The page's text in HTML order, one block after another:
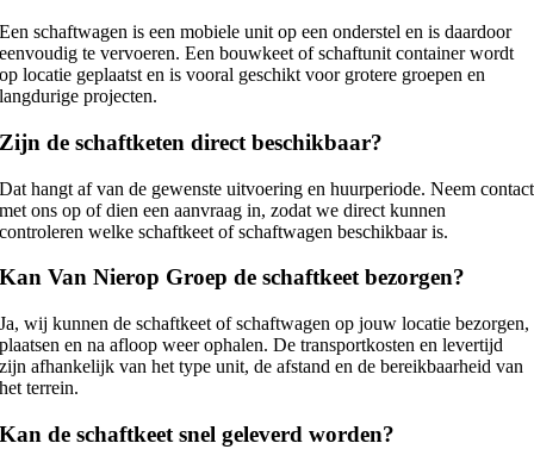
Een schaftwagen is een mobiele unit op een onderstel en is daardoor
eenvoudig te vervoeren. Een bouwkeet of schaftunit container wordt
op locatie geplaatst en is vooral geschikt voor grotere groepen en
langdurige projecten.
Zijn de schaftketen direct beschikbaar?
Dat hangt af van de gewenste uitvoering en huurperiode. Neem contact
met ons op of dien een aanvraag in, zodat we direct kunnen
controleren welke schaftkeet of schaftwagen beschikbaar is.
Kan Van Nierop Groep de schaftkeet bezorgen?
Ja, wij kunnen de schaftkeet of schaftwagen op jouw locatie bezorgen,
plaatsen en na afloop weer ophalen. De transportkosten en levertijd
zijn afhankelijk van het type unit, de afstand en de bereikbaarheid van
het terrein.
Kan de schaftkeet snel geleverd worden?